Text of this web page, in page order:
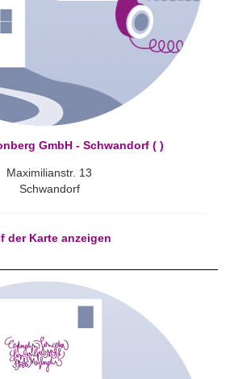
GmbH - Schwandorf ( )
Maximilianstr. 13
Schwandorf
der Karte anzeigen